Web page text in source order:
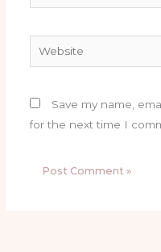
Website
Save my name,
for the next time I